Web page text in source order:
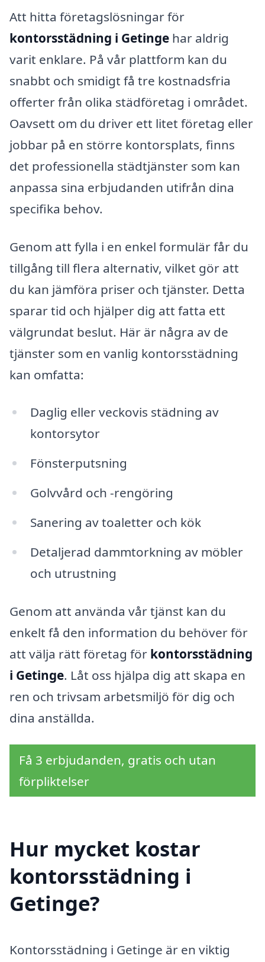
Att hitta företagslösningar för
kontorsstädning i Getinge har aldrig
varit enklare. På vår plattform kan du
snabbt och smidigt få tre kostnadsfria
offerter från olika städföretag i området.
Oavsett om du driver ett litet företag eller
jobbar på en större kontorsplats, finns
det professionella städtjänster som kan
anpassa sina erbjudanden utifrån dina
specifika behov.
Genom att fylla i en enkel formulär får du
tillgång till flera alternativ, vilket gör att
du kan jämföra priser och tjänster. Detta
sparar tid och hjälper dig att fatta ett
välgrundat beslut. Här är några av de
tjänster som en vanlig kontorsstädning
kan omfatta:
Daglig eller veckovis städning av
kontorsytor
Fönsterputsning
Golvvård och -rengöring
Sanering av toaletter och kök
Detaljerad dammtorkning av möbler
och utrustning
Genom att använda vår tjänst kan du
enkelt få den information du behöver för
att välja rätt företag för kontorsstädning
i Getinge. Låt oss hjälpa dig att skapa en
ren och trivsam arbetsmiljö för dig och
dina anställda.
Få 3 erbjudanden, gratis och utan
förpliktelser
Hur mycket kostar
kontorsstädning i
Getinge?
Kontorsstädning i Getinge är en viktig